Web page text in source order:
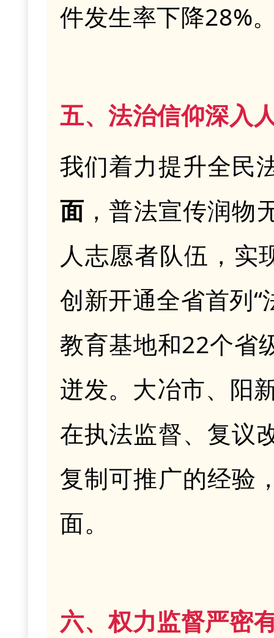
件发生率下降28%
五、法治信仰深入
我们着力提升全民
面 ，普法宣传润物
人志愿者队伍，实
创新开通全省首列
教育基地和22个省
迸发。 大冶市、阳
在执法监督、复议
复制可推广的经验
面。
六、权力监督严密